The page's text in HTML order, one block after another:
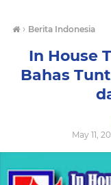
› Berita Indonesia
In House
Bahas
May 11,